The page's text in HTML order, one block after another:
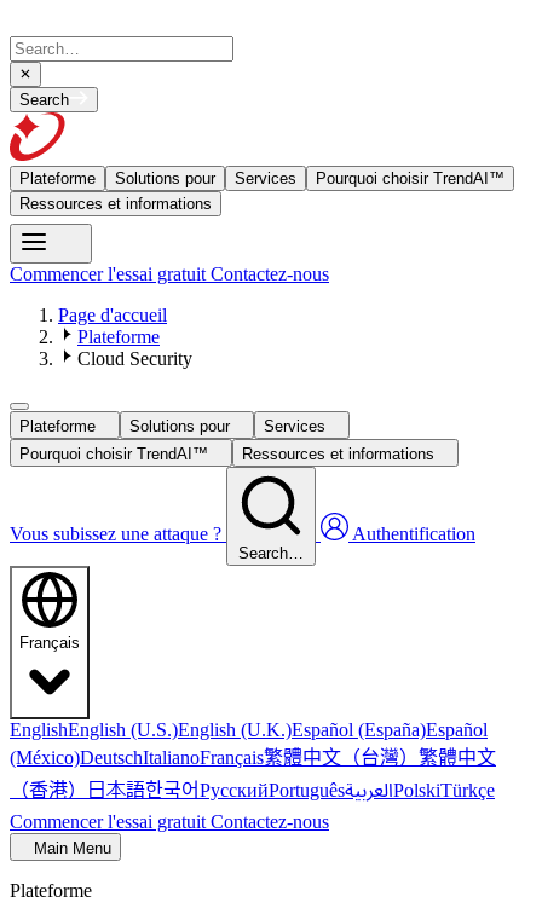
Search
Plateforme Solutions pour Services
Pourquoi choisir TrendAI™
Ressources et informations
Commencer l'essai gratuit Contactez-nous
Page d'accueil
Plateforme
Cloud Security
Plateforme Solutions pour
Services
Pourquoi choisir TrendAI™
Ressources et informations
Vous subissez une attaque ?
Search…
Authentification
Français
EnglishEnglish (U.S.)English (U.K.)Español (España)Español
(México)DeutschItalianoFrançais繁體中文（台灣） 繁體中文
（香港） 日本語한국어РусскийPortuguêsالعربيةPolskiTürkçe
Commencer l'essai gratuit Contactez-nous
Main Menu
Plateforme